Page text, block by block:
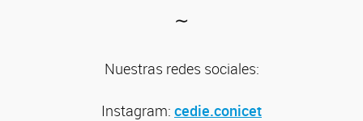
∼
Nuestras redes sociales:
Instagram: cedie.conicet